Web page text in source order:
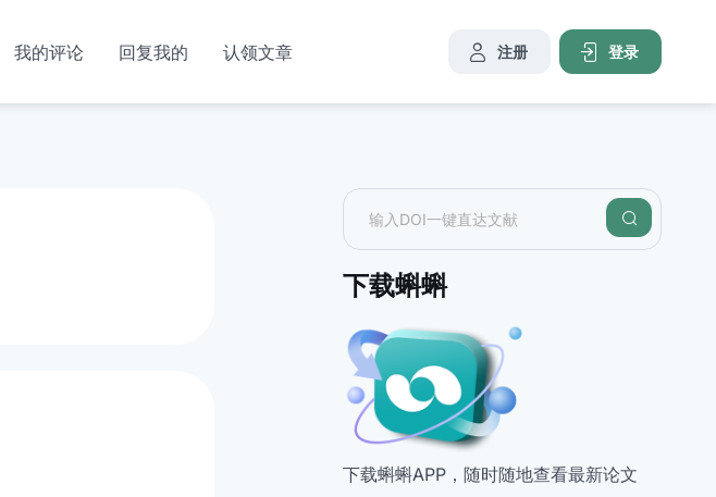
注册 登录
我的评论 回复我的 认领文章
下载蝌蝌
下载蝌蝌APP，随时随地查看最新论文